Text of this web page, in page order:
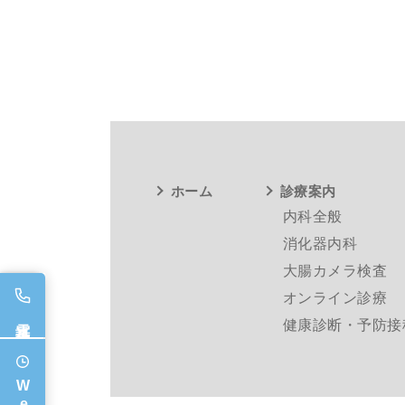
ホーム
診療案内
内科全般
消化器内科
大腸カメラ検査
オンライン診療
健康診断・予防接